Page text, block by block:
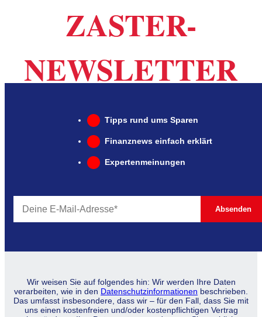
ZASTER-
NEWSLETTER
Tipps rund ums Sparen
Finanznews einfach erklärt
Expertenmeinungen
Wir weisen Sie auf folgendes hin: Wir werden Ihre Daten
verarbeiten, wie in den Datenschutzinformationen beschrieben.
Das umfasst insbesondere, dass wir – für den Fall, dass Sie mit
uns einen kostenfreien und/oder kostenpflichtigen Vertrag